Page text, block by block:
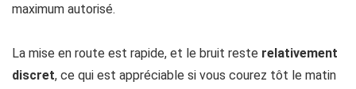
maximum autorisé.
La mise en route est rapide, et le bruit reste relativement
discret, ce qui est appréciable si vous courez tôt le matin